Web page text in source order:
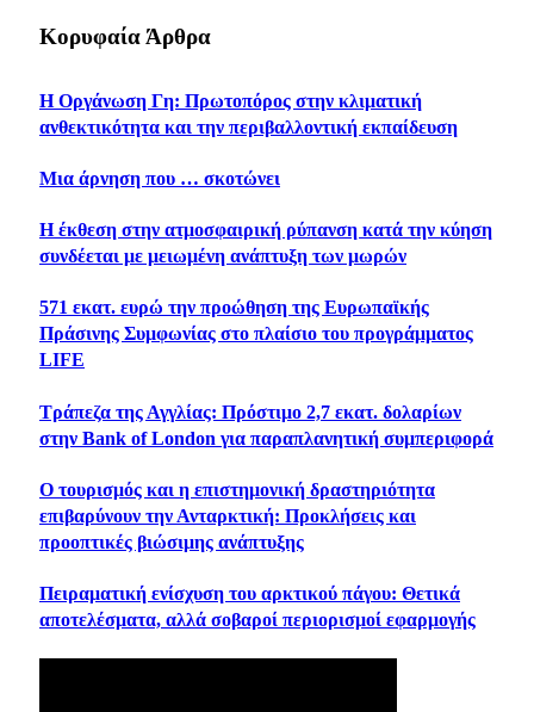
Κορυφαία Άρθρα
Η Οργάνωση Γη: Πρωτοπόρος στην κλιματική
ανθεκτικότητα και την περιβαλλοντική εκπαίδευση
Μια άρνηση που … σκοτώνει
Η έκθεση στην ατμοσφαιρική ρύπανση κατά την κύηση
συνδέεται με μειωμένη ανάπτυξη των μωρών
571 εκατ. ευρώ την προώθηση της Ευρωπαϊκής
Πράσινης Συμφωνίας στο πλαίσιο του προγράμματος
LIFE
Τράπεζα της Αγγλίας: Πρόστιμο 2,7 εκατ. δολαρίων
στην Bank of London για παραπλανητική συμπεριφορά
Ο τουρισμός και η επιστημονική δραστηριότητα
επιβαρύνουν την Ανταρκτική: Προκλήσεις και
προοπτικές βιώσιμης ανάπτυξης
Πειραματική ενίσχυση του αρκτικού πάγου: Θετικά
αποτελέσματα, αλλά σοβαροί περιορισμοί εφαρμογής